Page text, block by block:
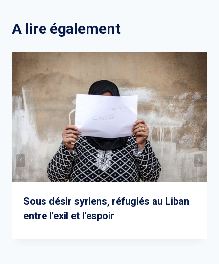
A lire également
Sous désir syriens, réfugiés au Liban
entre l'exil et l'espoir